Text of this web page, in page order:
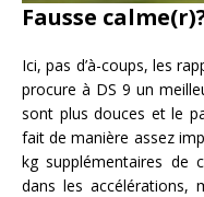
Fausse
Ici, pas d’à-coups, les
procure à DS 9 un
sont plus douces et le
fait de manière assez
kg supplémentaires de
dans les accélérations,